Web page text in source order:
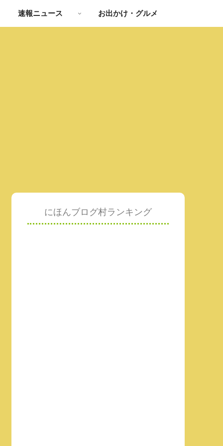
速報ニュース お出かけ・グルメ
にほんブログ村ランキング